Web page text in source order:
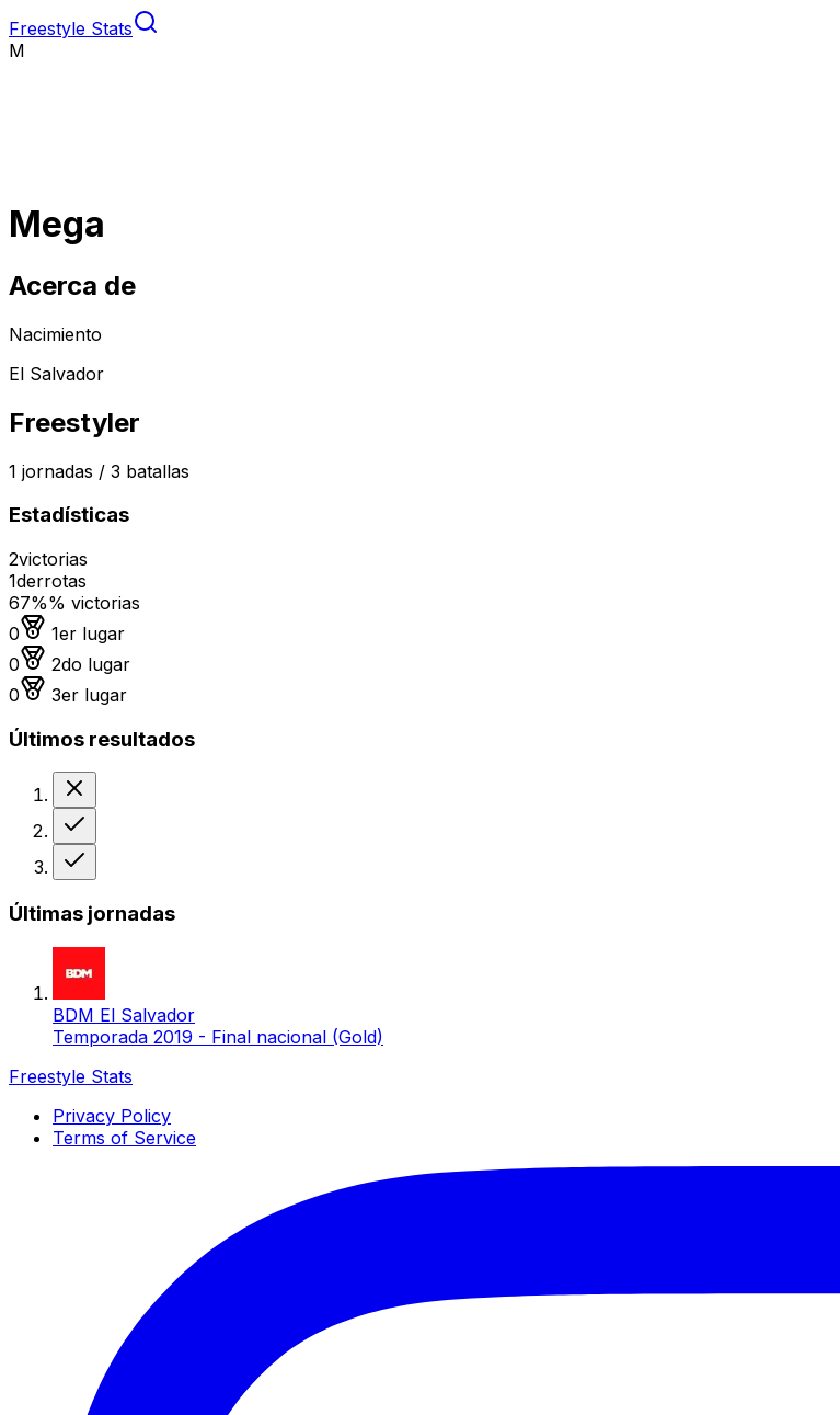
Freestyle Stats
M
Mega
Acerca de
Nacimiento
El Salvador
Freestyler
1 jornadas / 3 batallas
Estadísticas
2victorias
1derrotas
67%% victorias
0
Medalla de oro
1er lugar
0
Medalla de plata
2do lugar
0
Medalla de bronce
3er lugar
Últimos resultados
Últimas jornadas
BDM El Salvador
Temporada 2019 - Final nacional (Gold)
Freestyle Stats
Privacy Policy
Terms of Service